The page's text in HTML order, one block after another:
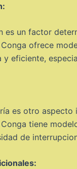
es un factor
ofrece
y eficiente,
es otro
tiene
de